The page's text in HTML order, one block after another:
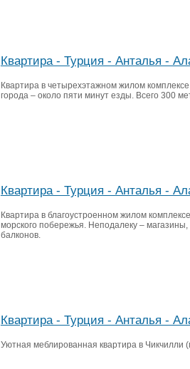
Квартира - Турция - Анталья -
Квартира в четырехэтажном жилом
города – около пяти минут езды. Всего 300
Квартира - Турция - Анталья -
Квартира в благоустроенном жилом
морского побережья. Неподалеку –
балконов.
Квартира - Турция - Анталья -
Уютная меблированная квартира в Чикчилли